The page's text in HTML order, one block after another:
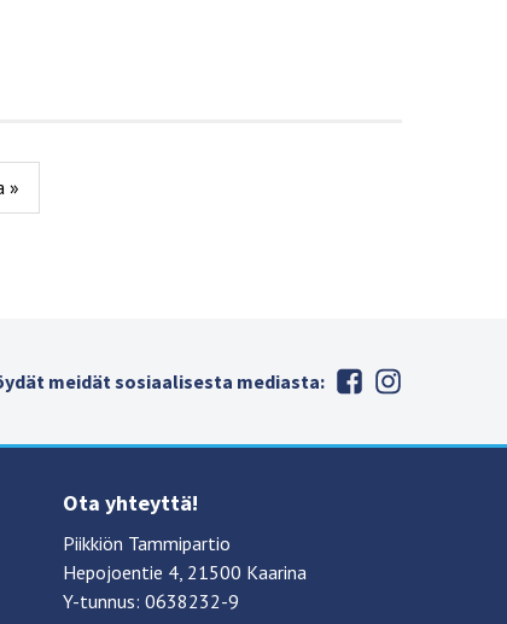
»
meidät sosiaalisesta mediasta:
Ota yhteyttä!
Piikkiön Tammipartio
Hepojoentie 4, 21500 Kaarina
Y-tunnus: 0638232-9